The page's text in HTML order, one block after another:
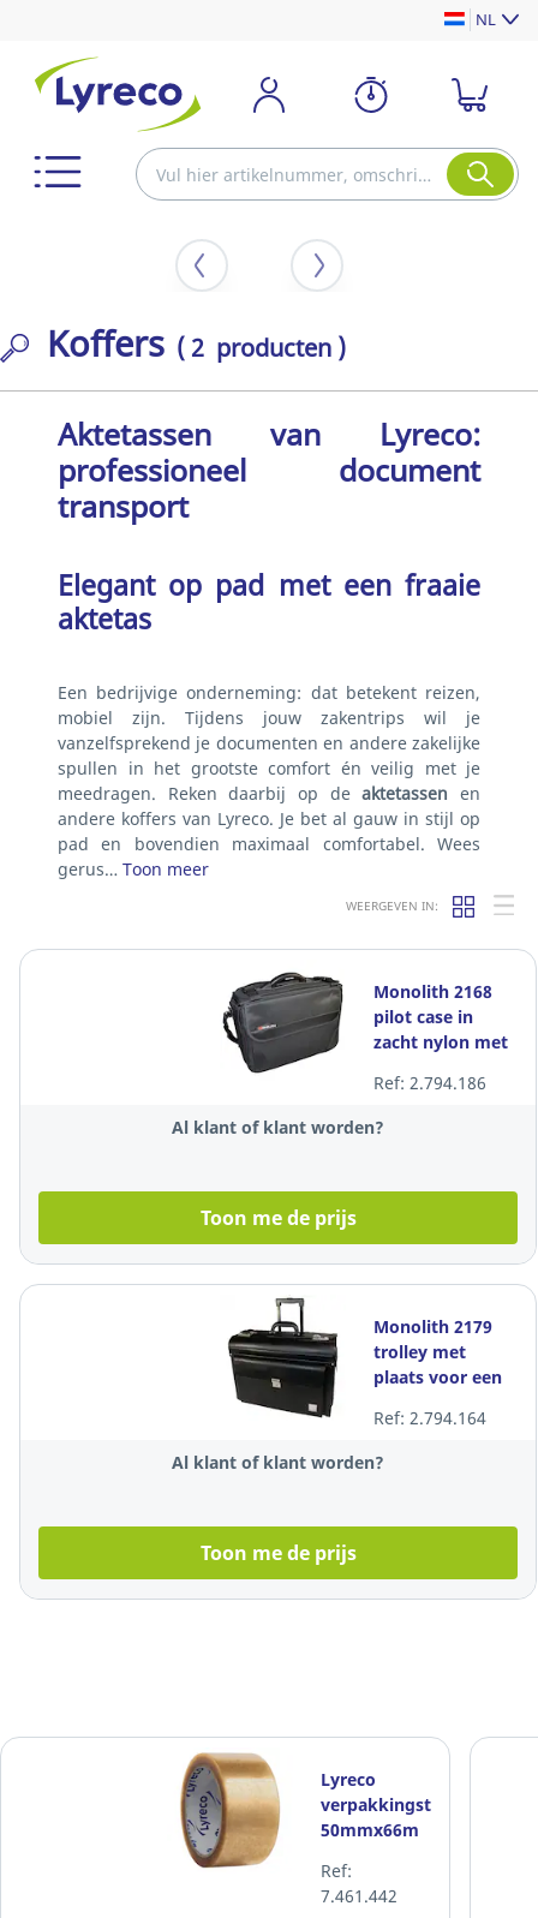
NL
Koffers ( 2 producten )
Aktetassen van Lyreco:
professioneel document
transport
Elegant op pad met een fraaie
aktetas
Een bedrijvige onderneming: dat betekent reizen,
mobiel zijn. Tijdens jouw zakentrips wil je
vanzelfsprekend je documenten en andere zakelijke
spullen in het grootste comfort én veilig met je
meedragen. Reken daarbij op deaktetassen en
andere koffers van Lyreco. Je bet al gauw in stijl op
pad en bovendien maximaal comfortabel. Wees
gerus… Toon meer
WEERGEVEN IN:
Monolith 2168
pilot case in
zacht nylon met
compartimenten
Ref: 2.794.186
Al klant of klant worden?
Toon me de prijs
Monolith 2179
trolley met
plaats voor een
Ref: 2.794.164
Al klant of klant worden?
Toon me de prijs
Lyreco
verpakkingstape
50mmx66m
30kg
transparant -
Ref:
7.461.442